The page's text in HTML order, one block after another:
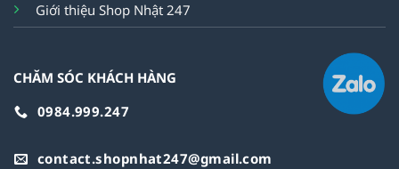
Giới thiệu Shop Nhật 247
CHĂM SÓC KHÁCH HÀNG
0984.999.247
contact.shopnhat247@gmail.com